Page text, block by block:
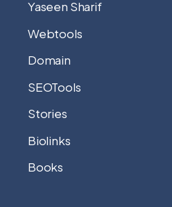
Yaseen Sharif
Webtools
Domain
SEOTools
Stories
Biolinks
Books